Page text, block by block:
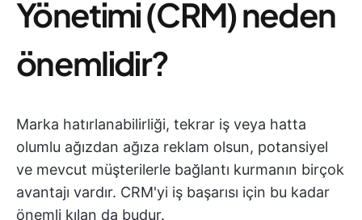
Yönetimi (CRM) neden
önemlidir?
Marka hatırlanabilirliği, tekrar iş veya hatta
olumlu ağızdan ağıza reklam olsun, potansiyel
ve mevcut müşterilerle bağlantı kurmanın birçok
avantajı vardır. CRM'yi iş başarısı için bu kadar
önemli kılan da budur.